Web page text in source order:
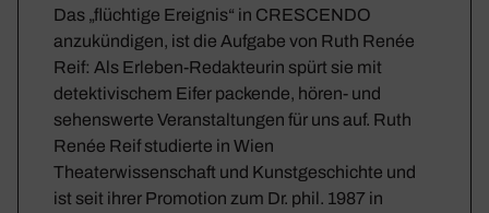
Das „flüchtige Ereignis“ in CRESCENDO
anzukündigen, ist die Aufgabe von Ruth Renée
Reif: Als Erleben-Redakteurin spürt sie mit
detektivischem Eifer packende, hören- und
sehenswerte Veranstaltungen für uns auf. Ruth
Renée Reif studierte in Wien
Theaterwissenschaft und Kunstgeschichte und
ist seit ihrer Promotion zum Dr. phil. 1987 in